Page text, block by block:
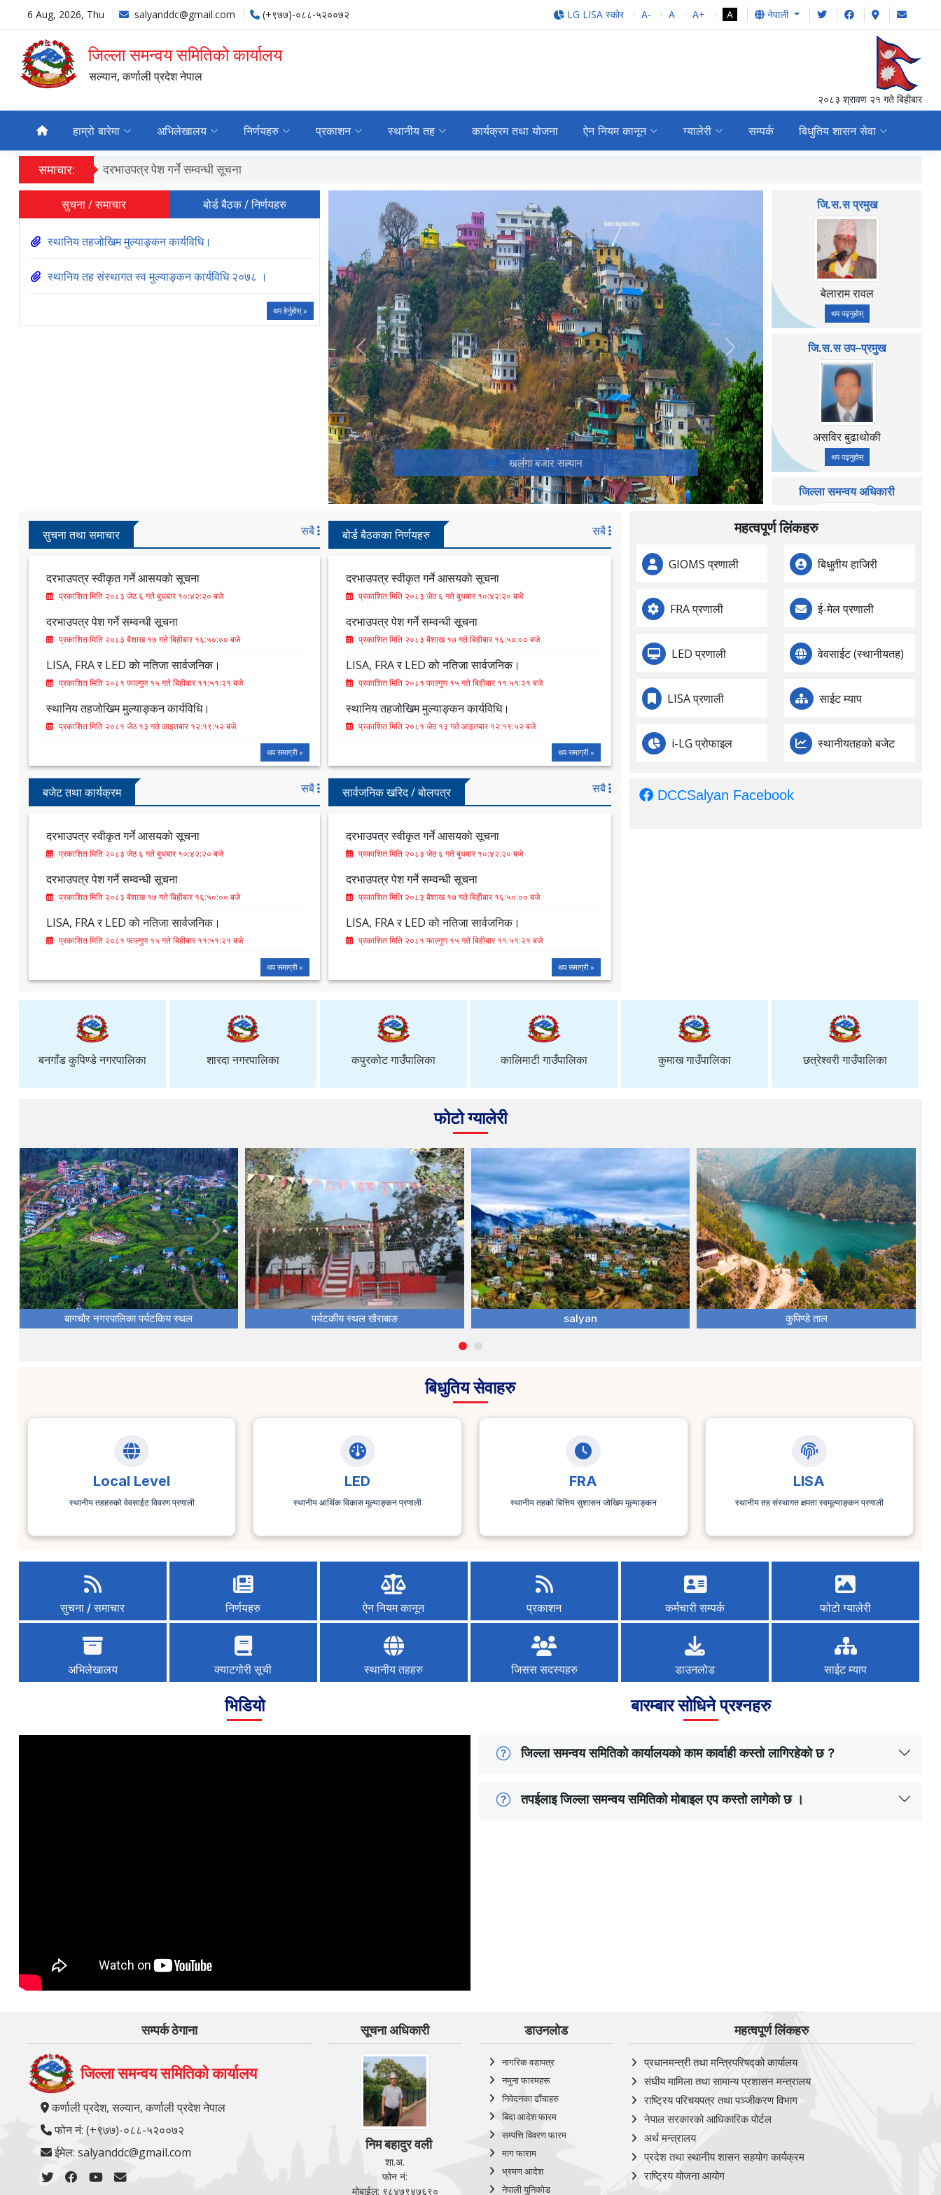
6 Aug, 2026, Thu salyanddc@gmail.com (+९७७)-०८८-५२००७२ LG LISA स्कोर A- A A+ A नेपाली
जिल्ला समन्वय समितिको कार्यालय
सल्यान, कर्णाली प्रदेश नेपाल
२०८३ श्रावण २१ गते बिहीबार
हाम्रो बारेमा अभिलेखालय निर्णयहरु प्रकाशन स्थानीय तह कार्यक्रम तथा योजना ऐन नियम कानून ग्यालेरी सम्पर्क बिधुतिय शासन सेवा
समाचार: दरभाउपत्र पेश गर्ने सम्वन्धी सूचना
सुचना / समाचार बोर्ड बैठक / निर्णयहरु
स्थानिय तहजोखिम मुल्याङ्कन कार्यविधि।
स्थानिय तह संस्थागत स्व मुल्याङ्कन कार्यविधि २०७८ ।
थप हेर्नुहोस् »
खलंगा बजार सल्यान
Previous Next
जि.स.स प्रमुख
बेलाराम रावल
थप पढ्नुहोस्
जि.स.स उप–प्रमुख
असविर बुढाथोकी
थप पढ्नुहोस्
जिल्ला समन्वय अधिकारी
सुचना तथा समाचार सबै
दरभाउपत्र स्वीकृत गर्ने आसयकाे सूचना
प्रकाशित मिति २०८३ जेठ ६ गते बुधबार १०:४२:२० बजे
दरभाउपत्र पेश गर्ने सम्वन्धी सूचना
प्रकाशित मिति २०८३ बैशाख १७ गते बिहीबार १६:५०:०० बजे
LISA, FRA र LED काे नतिजा सार्वजनिक।
प्रकाशित मिति २०८१ फाल्गुण १५ गते बिहीबार ११:५१:२१ बजे
स्थानिय तहजोखिम मुल्याङ्कन कार्यविधि।
प्रकाशित मिति २०८१ जेठ १३ गते आइतबार १२:१९:५२ बजे
थप समाग्री »
बोर्ड बैठकका निर्णयहरु सबै
दरभाउपत्र स्वीकृत गर्ने आसयकाे सूचना
प्रकाशित मिति २०८३ जेठ ६ गते बुधबार १०:४२:२० बजे
दरभाउपत्र पेश गर्ने सम्वन्धी सूचना
प्रकाशित मिति २०८३ बैशाख १७ गते बिहीबार १६:५०:०० बजे
LISA, FRA र LED काे नतिजा सार्वजनिक।
प्रकाशित मिति २०८१ फाल्गुण १५ गते बिहीबार ११:५१:२१ बजे
स्थानिय तहजोखिम मुल्याङ्कन कार्यविधि।
प्रकाशित मिति २०८१ जेठ १३ गते आइतबार १२:१९:५२ बजे
थप समाग्री »
बजेट तथा कार्यक्रम सबै
दरभाउपत्र स्वीकृत गर्ने आसयकाे सूचना
प्रकाशित मिति २०८३ जेठ ६ गते बुधबार १०:४२:२० बजे
दरभाउपत्र पेश गर्ने सम्वन्धी सूचना
प्रकाशित मिति २०८३ बैशाख १७ गते बिहीबार १६:५०:०० बजे
LISA, FRA र LED काे नतिजा सार्वजनिक।
प्रकाशित मिति २०८१ फाल्गुण १५ गते बिहीबार ११:५१:२१ बजे
थप समाग्री »
सार्वजनिक खरिद / बोलपत्र सबै
दरभाउपत्र स्वीकृत गर्ने आसयकाे सूचना
प्रकाशित मिति २०८३ जेठ ६ गते बुधबार १०:४२:२० बजे
दरभाउपत्र पेश गर्ने सम्वन्धी सूचना
प्रकाशित मिति २०८३ बैशाख १७ गते बिहीबार १६:५०:०० बजे
LISA, FRA र LED काे नतिजा सार्वजनिक।
प्रकाशित मिति २०८१ फाल्गुण १५ गते बिहीबार ११:५१:२१ बजे
थप समाग्री »
महत्वपूर्ण लिंकहरु
GIOMS प्रणाली बिधुतीय हाजिरी
FRA प्रणाली ई-मेल प्रणाली
LED प्रणाली वेवसाईट (स्थानीयतह)
LISA प्रणाली साईट म्याप
i-LG प्रोफाइल स्थानीयतहको बजेट
DCCSalyan Facebook
बनगाँड कुपिण्डे नगरपालिका शारदा नगरपालिका कपुरकोट गाउँपालिका कालिमाटी गाउँपालिका कुमाख गाउँपालिका छत्रेश्वरी गाउँपालिका
फोटो ग्यालेरी
बागचौर नगरपालिका पर्यटकिय स्थल पर्यटकीय स्थल खैराबाङ salyan कुपिण्डे ताल
बिधुतिय सेवाहरु
Local Level
स्थानीय तहहरुको वेवसाईट विवरण प्रणाली
LED
स्थानीय आर्थिक विकास मूल्याङ्कन प्रणाली
FRA
स्थानीय तहको बित्तिय सुशासन जोखिम मूल्याङ्कन
LISA
स्थानीय तह संस्थागत क्षमता स्वमूल्याङ्कन प्रणाली
सुचना / समाचार निर्णयहरु ऐन नियम कानून प्रकाशन कर्मचारी सम्पर्क फोटो ग्यालेरी
अभिलेखालय क्याटगोरी सूची स्थानीय तहहरु जिसस सदस्यहरु डाउनलोड साईट म्याप
भिडियो बारम्बार सोधिने प्रश्नहरु
जिल्ला समन्वय समितिको कार्यालयको काम कार्वाही कस्तो लागिरहेको छ ?
तपईलाइ जिल्ला समन्वय समितिको मोबाइल एप कस्तो लागेको छ ।
सम्पर्क ठेगाना
जिल्ला समन्वय समितिको कार्यालय
कर्णाली प्रदेश, सल्यान, कर्णाली प्रदेश नेपाल
फोन नं: (+९७७)-०८८-५२००७२
ईमेल: salyanddc@gmail.com
सूचना अधिकारी
निम बहादुर वली
शा.अ.
फोन नं:
मोबाईल: ९८४७९४७६९०
डाउनलोड
नागरिक वडापत्र
नमुना फारमहरू
निवेदनका ढाँचाहरु
बिदा आदेश फारम
सम्पत्ति विवरण फारम
माग फाराम
भ्रमण आदेश
नेपाली युनिकोड
महत्वपूर्ण लिंकहरु
प्रधानमन्त्री तथा मन्त्रिपरिषद्को कार्यालय
संघीय मामिला तथा सामान्य प्रशासन मन्त्रालय
राष्ट्रिय परिचयपत्र तथा पञ्‍जीकरण विभाग
नेपाल सरकारको आधिकारिक पोर्टल
अर्थ मन्त्रालय
प्रदेश तथा स्थानीय शासन सहयोग कार्यक्रम
राष्ट्रिय योजना आयोग